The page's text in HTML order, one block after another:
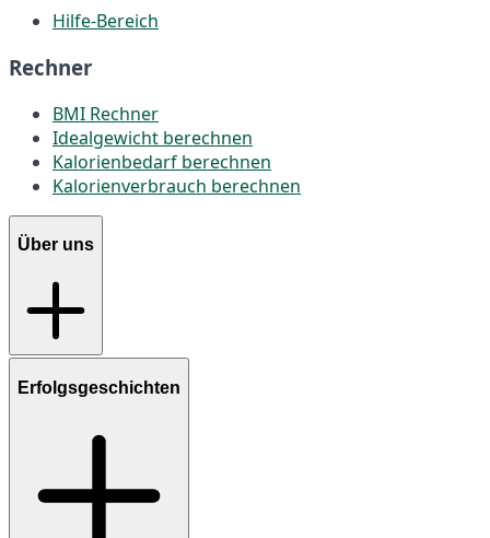
Hilfe-Bereich
Rechner
BMI Rechner
Idealgewicht berechnen
Kalorienbedarf berechnen
Kalorienverbrauch berechnen
Über uns
Erfolgsgeschichten